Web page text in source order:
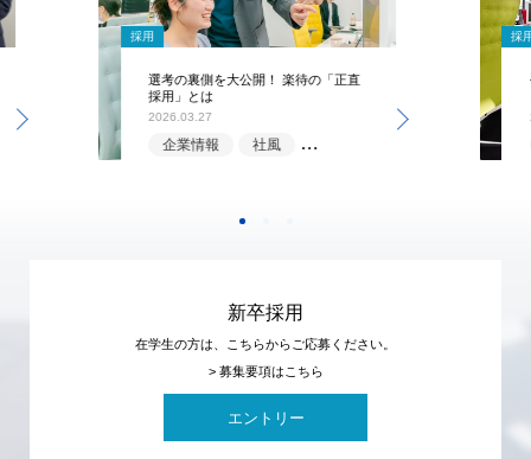
採用
選考の裏側を大公開！ 楽待の「正直
採用」とは
2026.03.27
企業情報 社風 選考情報
採
新卒採用
在学生の方は、こちらからご応募ください。
> 募集要項はこちら
エントリー